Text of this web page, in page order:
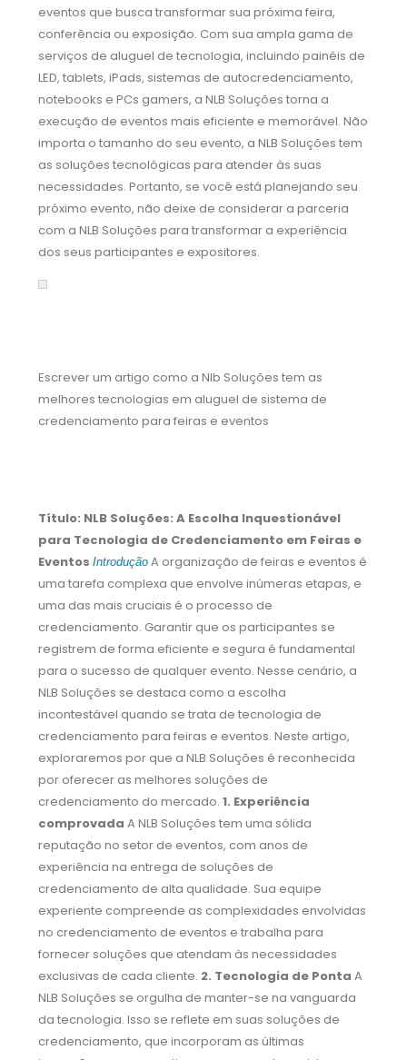
eventos que busca transformar sua próxima feira,
conferência ou exposição. Com sua ampla gama de
serviços de aluguel de tecnologia, incluindo painéis de
LED, tablets, iPads, sistemas de autocredenciamento,
notebooks e PCs gamers, a NLB Soluções torna a
execução de eventos mais eficiente e memorável. Não
importa o tamanho do seu evento, a NLB Soluções tem
as soluções tecnológicas para atender às suas
necessidades. Portanto, se você está planejando seu
próximo evento, não deixe de considerar a parceria
com a NLB Soluções para transformar a experiência
dos seus participantes e expositores.
Escrever um artigo como a Nlb Soluções tem as
melhores tecnologias em aluguel de sistema de
credenciamento para feiras e eventos
Título: NLB Soluções: A Escolha Inquestionável
para Tecnologia de Credenciamento em Feiras e
Eventos Introdução A organização de feiras e eventos é
uma tarefa complexa que envolve inúmeras etapas, e
uma das mais cruciais é o processo de
credenciamento. Garantir que os participantes se
registrem de forma eficiente e segura é fundamental
para o sucesso de qualquer evento. Nesse cenário, a
NLB Soluções se destaca como a escolha
incontestável quando se trata de tecnologia de
credenciamento para feiras e eventos. Neste artigo,
exploraremos por que a NLB Soluções é reconhecida
por oferecer as melhores soluções de
credenciamento do mercado.1. Experiência
comprovada A NLB Soluções tem uma sólida
reputação no setor de eventos, com anos de
experiência na entrega de soluções de
credenciamento de alta qualidade. Sua equipe
experiente compreende as complexidades envolvidas
no credenciamento de eventos e trabalha para
fornecer soluções que atendam às necessidades
exclusivas de cada cliente. 2. Tecnologia de Ponta A
NLB Soluções se orgulha de manter-se na vanguarda
da tecnologia. Isso se reflete em suas soluções de
credenciamento, que incorporam as últimas